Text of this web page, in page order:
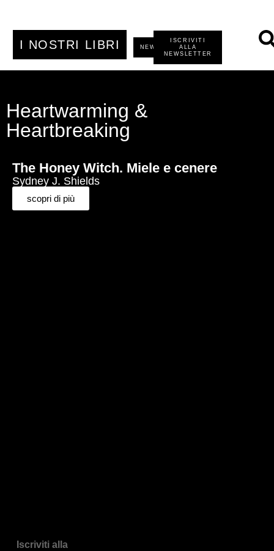
I NOSTRI LIBRI NEWS
ISCRIVITI
ALLA
NEWSLETTER
Heartwarming &
Heartbreaking
The Honey Witch. Miele e cenere
Sydney J. Shields
scopri di più
Iscriviti alla